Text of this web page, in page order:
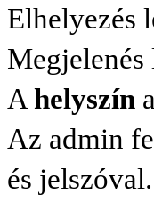
Elhelyezés
Megjelenés
A helyszín
Az admin
és jelszóval.